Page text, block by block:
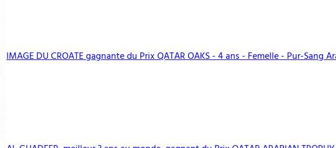
IMAGE DU CROATE gagnante du Prix QATAR OAKS - 4 ans - Femelle - Pur-Sang